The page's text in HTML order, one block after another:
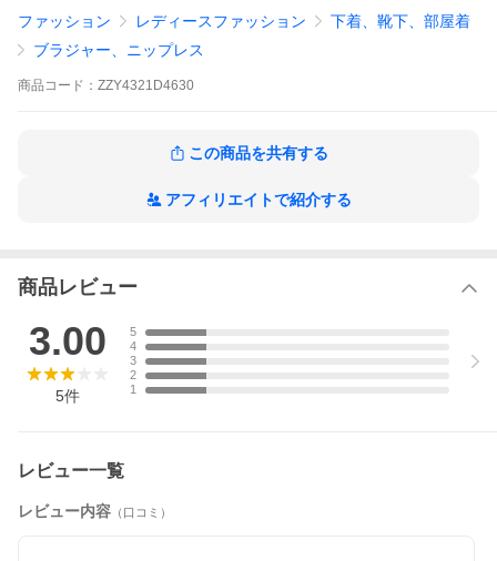
★他のサイズは以下をご覧ください
5L/6L はこちら
【サイズガイドを見る】
※商品は複数サイトで共有しており、システム
品となりキャンセルとなる場合がございます。
ブラック
ファッション レディースファッション
下着、靴下、部屋着
ブラジャー、ニップレス
商品 コード： ZZY4321D4630
この商品を共有する
アフィリエイトで紹介する
商品レビュー
3.00
5件
5
4
3
2
1
レビュー一覧
レビュー内容 （口コミ）